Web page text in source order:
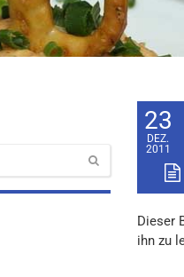
23
DEZ.
2011
Dieser
ihn zu